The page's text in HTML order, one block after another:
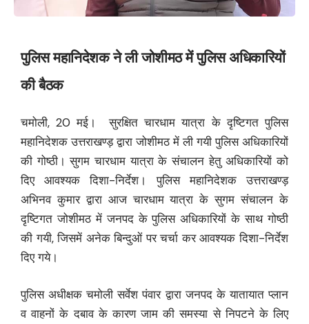
पुलिस महानिदेशक ने ली जोशीमठ में पुलिस अधिकारियों
की बैठक
चमोली, 20 मई। सुरक्षित चारधाम यात्रा के दृष्टिगत पुलिस
महानिदेशक उत्तराखण्ड़ द्वारा जोशीमठ में ली गयी पुलिस अधिकारियों
की गोष्ठी। सुगम चारधाम यात्रा के संचालन हेतु अधिकारियों को
दिए आवश्यक दिशा-निर्देश। पुलिस महानिदेशक उत्तराखण्ड़
अभिनव कुमार द्वारा आज चारधाम यात्रा के सुगम संचालन के
दृष्टिगत जोशीमठ में जनपद के पुलिस अधिकारियों के साथ गोष्ठी
की गयी, जिसमें अनेक बिन्दुओं पर चर्चा कर आवश्यक दिशा-निर्देश
दिए गये।
पुलिस अधीक्षक चमोली सर्वेश पंवार द्वारा जनपद के यातायात प्लान
व वाहनों के दबाव के कारण जाम की समस्या से निपटने के लिए